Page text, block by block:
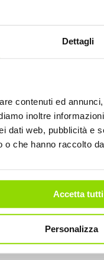
Dettagli
contenuti ed
inoltre
dati web, pubblicità e
o che hanno raccolto
Accetta tutti
Personalizza